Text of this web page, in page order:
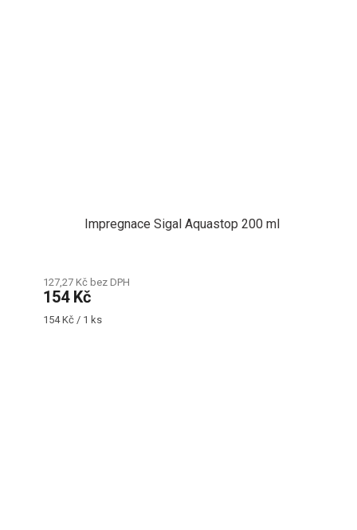
Impregnace Sigal Aquastop 200 ml
127,27 Kč bez DPH
154 Kč
Měrná
154 Kč / 1 ks